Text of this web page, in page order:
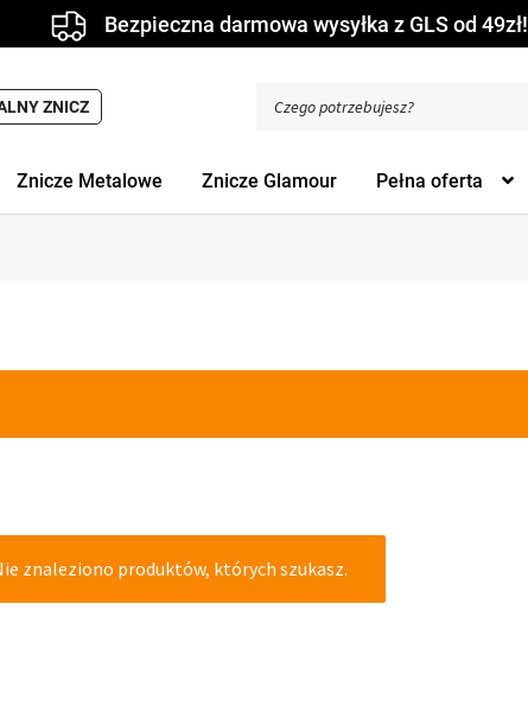
Bezpieczna darmowa wysyłka z GLS od 49zł!
ZNICZ
produktów
Znicze Metalowe Znicze Glamour Pełna oferta
znaleziono produktów, których szukasz.